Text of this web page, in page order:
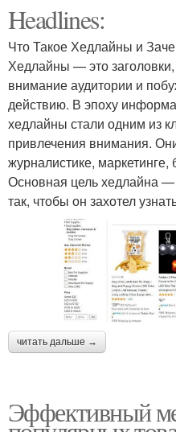
Headlines:
Что Такое Хедлайны и
Хедлайны — это
внимание аудитории и
действию. В эпоху
хедлайны стали одним из
привлечения внимания.
журналистике, маркетинге,
Основная цель хедлайна —
так, чтобы он захотел
читать дальше →
Эффективный